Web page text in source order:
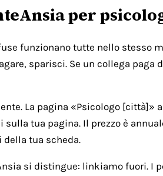
per
funzionano tutte nello stesso
sparisci. Se un collega
La pagina «Psicologo
tua pagina. Il prezzo è
tua scheda.
si distingue: linkiamo fuori.